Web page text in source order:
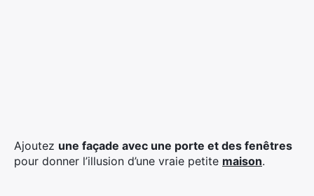
Ajoutez une façade avec une porte et des fenêtres
pour donner l’illusion d’une vraie petite maison.